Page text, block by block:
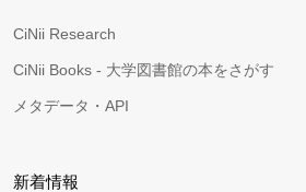
CiNii Research
CiNii Books - 大学図書館の本をさがす
メタデータ・API
新着情報